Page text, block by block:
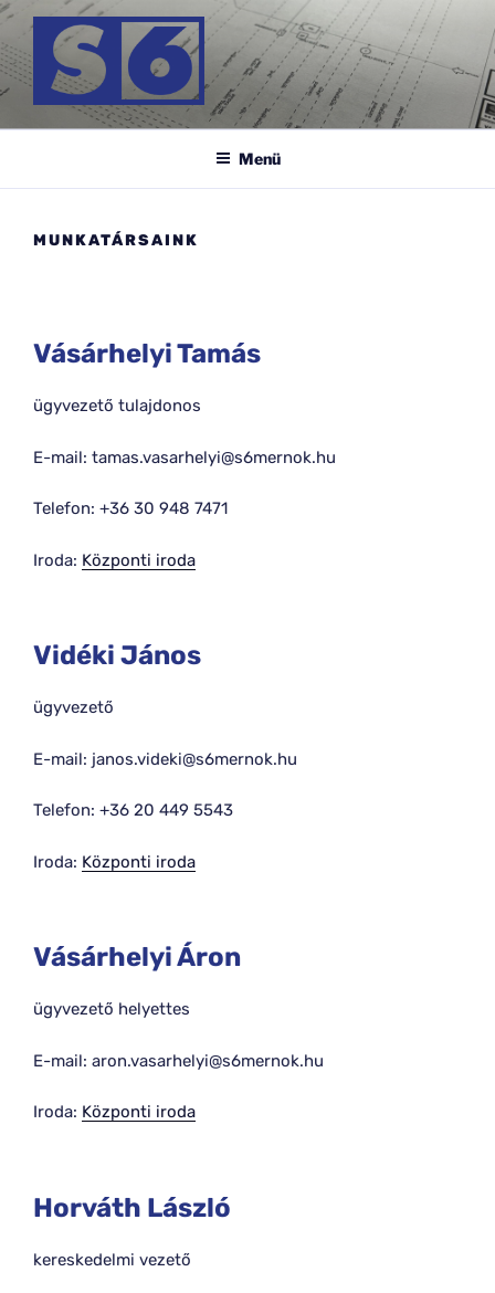
Tartalomhoz
S-6 MÉRNÖK KFT.
Menü
MUNKATÁRSAINK
Vásárhelyi Tamás
ügyvezető tulajdonos
E-mail: tamas.vasarhelyi@s6mernok.hu
Telefon: +36 30 948 7471
Iroda: Központi iroda
Vidéki János
ügyvezető
E-mail: janos.videki@s6mernok.hu
Telefon: +36 20 449 5543
Iroda: Központi iroda
Vásárhelyi Áron
ügyvezető helyettes
E-mail: aron.vasarhelyi@s6mernok.hu
Iroda: Központi iroda
Horváth László
kereskedelmi vezető